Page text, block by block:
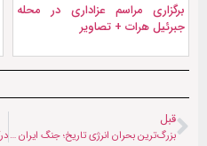
برگزاری مراسم عزاداری در محله
جبرئیل هرات + تصاویر
قبل
بزرگ‌ترین بحران انرژی تاریخ؛ جنگ ایران چگونه‌ اقتصاد جهانی را ویران می‌کند؟